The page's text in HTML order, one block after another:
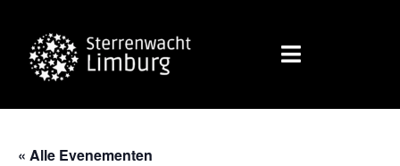
« Alle Evenementen